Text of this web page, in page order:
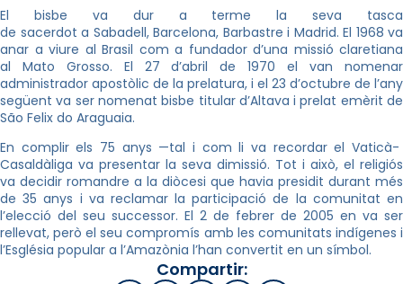
El bisbe va dur a terme la seva tasca
de sacerdot a Sabadell, Barcelona, Barbastre i Madrid. El 1968 va
anar a viure al Brasil com a fundador d’una missió claretiana
al Mato Grosso. El 27 d’abril de 1970 el van nomenar
administrador apostòlic de la prelatura, i el 23 d’octubre de l’any
següent va ser nomenat bisbe titular d’Altava i prelat emèrit de
São Felix do Araguaia.
En complir els 75 anys —tal i com li va recordar el Vaticà-
Casaldàliga va presentar la seva dimissió. Tot i això, el religiós
va decidir romandre a la diòcesi que havia presidit durant més
de 35 anys i va reclamar la participació de la comunitat en
l’elecció del seu successor. El 2 de febrer de 2005 en va ser
rellevat, però el seu compromís amb les comunitats indígenes i
l’Església popular a l’Amazònia l’han convertit en un símbol.
Compartir: